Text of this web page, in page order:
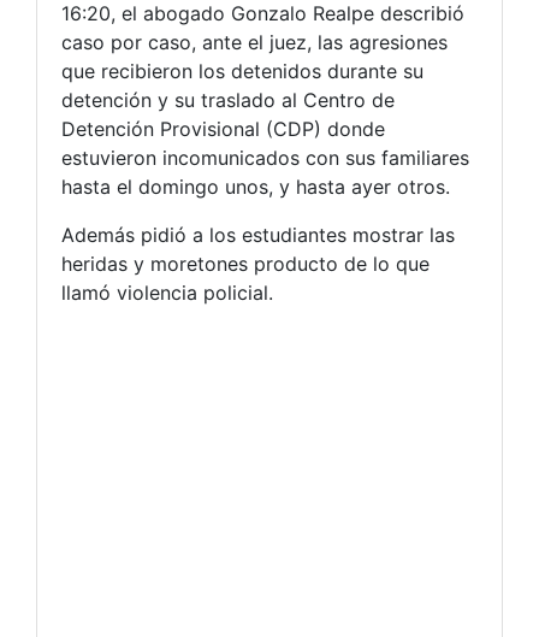
16:20, el abogado Gonzalo Realpe describió
caso por caso, ante el juez, las agresiones
que recibieron los detenidos durante su
detención y su traslado al Centro de
Detención Provisional (CDP) donde
estuvieron incomunicados con sus familiares
hasta el domingo unos, y hasta ayer otros.
Además pidió a los estudiantes mostrar las
heridas y moretones producto de lo que
llamó violencia policial.